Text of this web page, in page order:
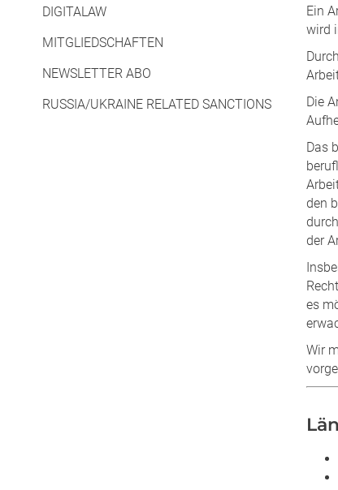
DIGITALAW
MITGLIEDSCHAFTEN
NEWSLETTER ABO
RUSSIA/UKRAINE RELATED SANCTIONS
Ein
wird
Die
Das
den
der
es
Wir